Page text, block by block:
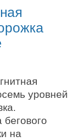
уровней
на